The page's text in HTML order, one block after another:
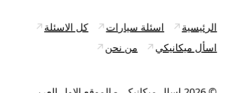
الرئيسية↗ اسئلة سيارات↗ كل الاسئلة↗
اسأل ميكانيكي↗ من نحن↗